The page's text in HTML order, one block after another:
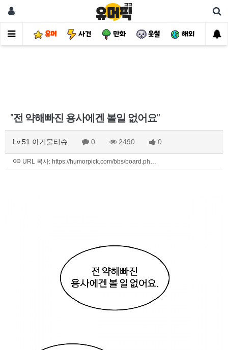
유머 사건 만화 웃썰 해외 핫
"전 약해빠진 용사에겐 볼일 없어요"
Lv.51 아기물티슈 0 2490 0
URL 복사: https://humorpick.com/bbs/board.ph…